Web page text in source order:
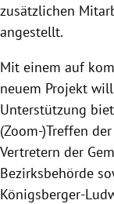
zusätzlichen
angestellt.
Mit einem auf
neuem Projekt
Unterstützung
(Zoom-)Treffen
Vertretern der
Bezirksbehörde
Königsberger-